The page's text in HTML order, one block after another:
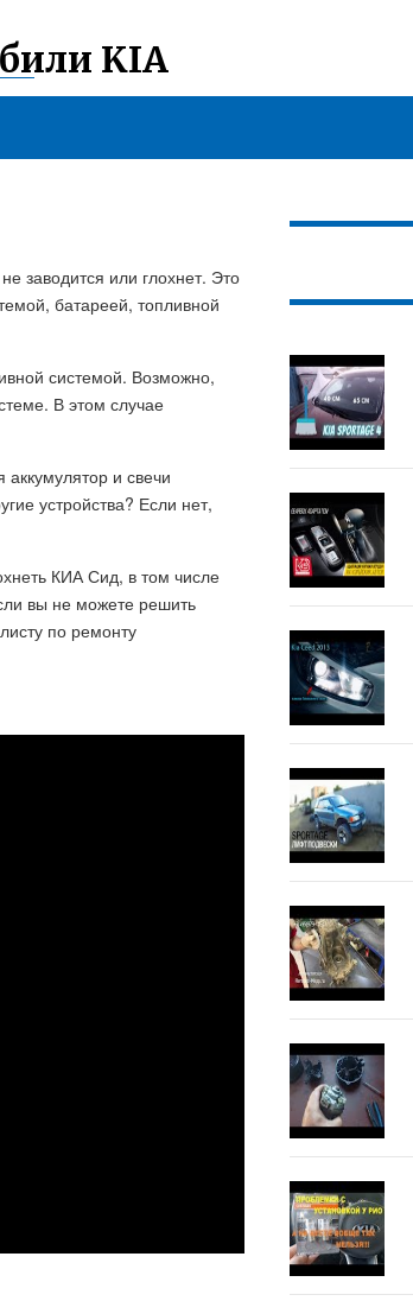
KIA
заводится или глохнет. Это
батареей, топливной
системой. Возможно,
В этом случае
и свечи
устройства? Если нет,
КИА Сид, в том числе
вы не можете решить
по ремонту